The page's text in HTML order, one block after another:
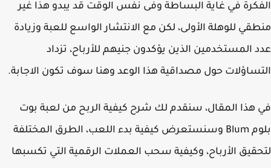
في غاية البساطة وفى نفس الوقت قد يبدو هذا غير
للوهلة الأولى، لكن مع الانتشار الواسع للعبة وزيادة
المستخدمين الذين يؤكدون جنيهم للأرباح، تزداد
حول مصداقية هذا الوعد وهنا سوف تكون الاجابة.
هذا المقال، سنقدم لك شرح كيفية الربح من لعبة بوت
بلوم Blum وسنستعرض كيفية بدء اللعب، الطرق المختلفة
الأرباح، وكيفية سحب العملات الرقمية التي تكسبها